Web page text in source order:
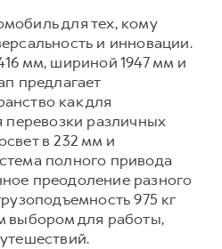
для тех, кому
и инновации.
мм, шириной 1947 мм и
предлагает
как для
перевозки различных
в 232 мм и
полного привода
преодоление разного
975 кг
выбором для работы,